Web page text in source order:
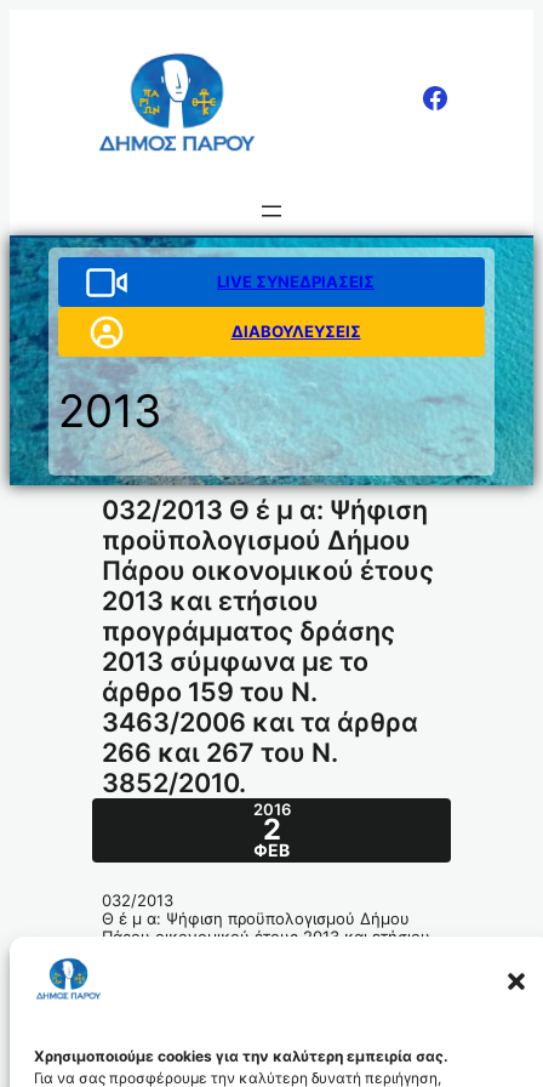
Χρησιμοποιούμε cookies για την καλύτερη εμπειρία σας.
Για να σας προσφέρουμε την καλύτερη δυνατή περιήγηση,
LIVE ΣΥΝΕΔΡΙΑΣΕΙΣ
ΔΙΑΒΟΥΛΕΥΣΕΙΣ
2013
032/2013 Θ έ μ α: Ψήφιση
προϋπολογισμού Δήμου
Πάρου οικονομικού έτους
2013 και ετήσιου
προγράμματος δράσης
2013 σύμφωνα με το
άρθρο 159 του Ν.
3463/2006 και τα άρθρα
266 και 267 του Ν.
3852/2010.
2016
2
ΦΕΒ
032/2013
Θ έ μ α: Ψήφιση προϋπολογισμού Δήμου
Πάρου οικονομικού έτους 2013 και ετήσιου
032_2013_id3636